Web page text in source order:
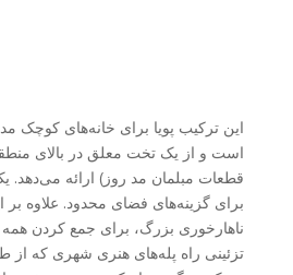
این ترکیب پویا برای خانه‌های کوچک
است و از یک تخت معلق در بالای
قطعات مبلمان مد روز) ارائه می‌دهد.
برای گزینه‌های فضای محدود. علاوه بر
ناهارخوری بزرگ، برای جمع کردن
تزئینی راه پله‌های هنری شهری که